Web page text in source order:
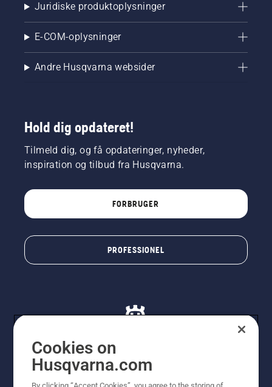
Juridiske produktoplysninger
E-COM-oplysninger
Andre Husqvarna websider
Hold dig opdateret!
Tilmeld dig, og få opdateringer, nyheder,
inspiration og tilbud fra Husqvarna.
FORBRUGER
PROFESSIONEL
Cookies on
Husqvarna.com